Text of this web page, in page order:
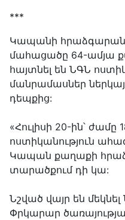
***
Կապանի
մահացածը 64-ամյա
հայտնել են ՆԳՆ
մանրամասներ
դեպքից:
«Հուլիսի 20-ին՝ ժամը
ոստիկանություն
Կապան քաղաքի
տարածքում դի կա:
Նշված վայր են
Փրկարար